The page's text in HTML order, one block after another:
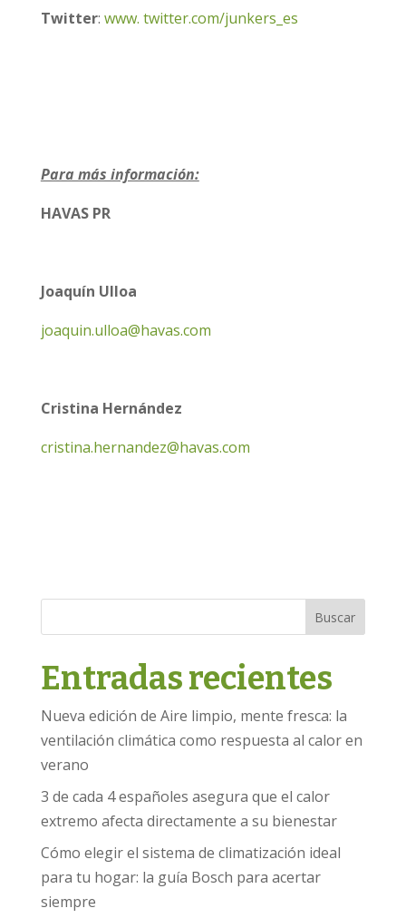
Twitter: www. twitter.com/junkers_es
Para más información:
HAVAS PR
Joaquín Ulloa
joaquin.ulloa@havas.com
Cristina Hernández
cristina.hernandez@havas.com
Buscar
Entradas recientes
Nueva edición de Aire limpio, mente fresca: la
ventilación climática como respuesta al calor en
verano
3 de cada 4 españoles asegura que el calor
extremo afecta directamente a su bienestar
Cómo elegir el sistema de climatización ideal
para tu hogar: la guía Bosch para acertar
siempre